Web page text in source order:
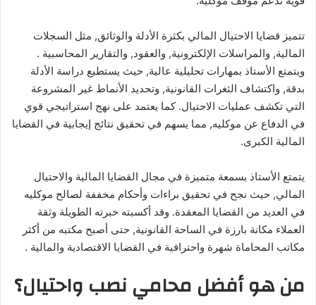
تتميز قضايا الاحتيال المالي بكثرة الأدلة والوثائق, مثل السجلات
المالية, والمراسلات الإلكترونية, والعقود, والتقارير المحاسبية .
ويتمتع الأستاذ بمهارات تحليلية عالية, حيث يستطيع دراسة الأدلة
بدقة, واكتشاف الثغرات القانونية, وتحديد الأنماط غير المشروعة
التي تكشف عمليات الاحتيال. كما يعتمد على نهج استراتيجي قوي
في الدفاع عن موكليه, مما يسهم في تحقيق نتائج إيجابية في القضايا
المالية الكبرى.
يتمتع الأستاذ بسمعة متميزة في مجال القضايا المالية والاحتيال
المالي, حيث نجح في تحقيق براءات وأحكام مخففة لصالح موكليه
في العديد من القضايا المعقدة. وقد أكسبته خبرته الطويلة وثقة
العملاء مكانة بارزة في الساحة القانونية, حتى أصبح مكتبه من أكثر
مكاتب المحاماة شهرة واحترافية في القضايا الاقتصادية والمالية .
من هو أفضل محامي نصب واحتيال؟